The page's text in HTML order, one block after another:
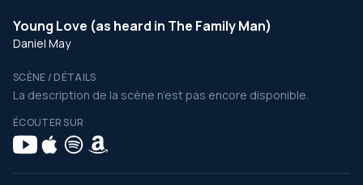
Young Love (as heard in The Family Man)
Daniel May
SCÈNE / DÉTAILS
La description de la scène n’est pas encore disponible.
ÉCOUTER SUR